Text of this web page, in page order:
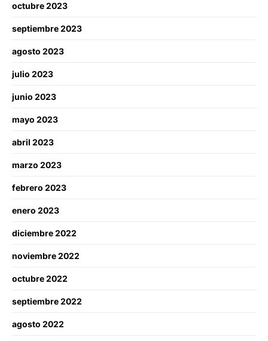
octubre 2023
septiembre 2023
agosto 2023
julio 2023
junio 2023
mayo 2023
abril 2023
marzo 2023
febrero 2023
enero 2023
diciembre 2022
noviembre 2022
octubre 2022
septiembre 2022
agosto 2022